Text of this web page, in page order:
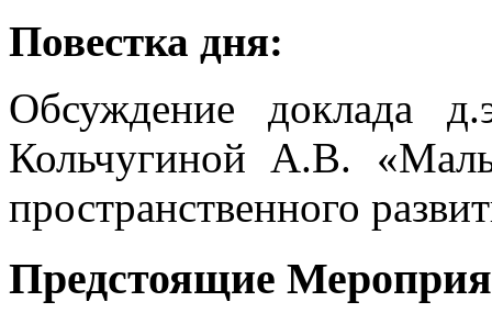
Повестка дня:
Обсуждение доклада
Кольчугиной А.В.
пространственного
Предстоящие